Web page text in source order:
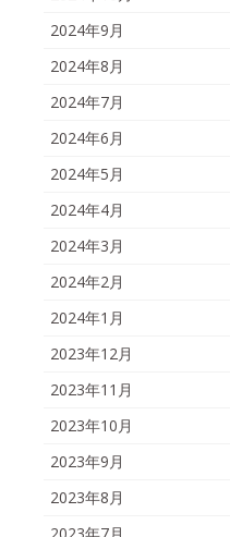
2024年9月
2024年8月
2024年7月
2024年6月
2024年5月
2024年4月
2024年3月
2024年2月
2024年1月
2023年12月
2023年11月
2023年10月
2023年9月
2023年8月